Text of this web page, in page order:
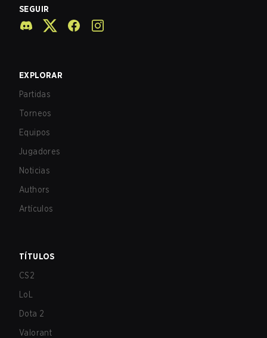
SEGUIR
EXPLORAR
Partidas
Torneos
Equipos
Jugadores
Noticias
Authors
Artículos
TÍTULOS
CS2
LoL
Dota 2
Valorant